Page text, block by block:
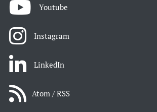
Youtube
Instagram
LinkedIn
Atom / RSS